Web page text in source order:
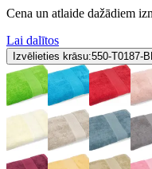
Cena un atlaide dažādiem
Lai dalītos
Izvēlieties krāsu:550-T0187-